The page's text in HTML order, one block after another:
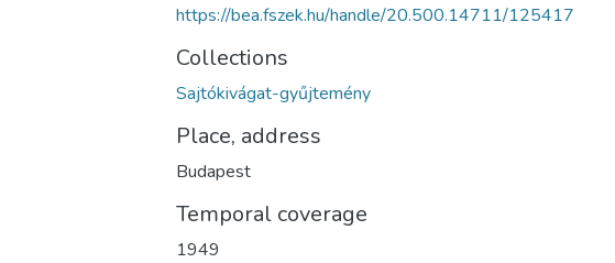
https://bea.fszek.hu/handle/20.500.14711/125417
Collections
Sajtókivágat-gyűjtemény
Place, address
Budapest
Temporal coverage
1949